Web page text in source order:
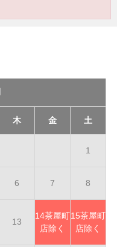
木 金 土
1
6 7 8
13
14茶屋町
店除く
15茶屋町
店除く